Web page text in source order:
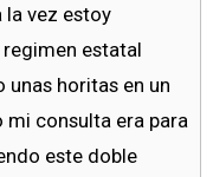
la vez estoy
estatal
unas horitas en un
mi consulta era para
este doble